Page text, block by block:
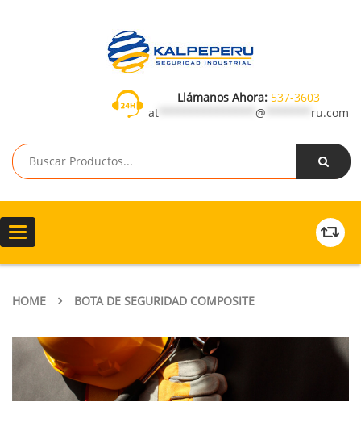
Llámanos Ahora: 537-3603
at
@ ru.com
Toggle
navigation
HOME BOTA DE SEGURIDAD COMPOSITE